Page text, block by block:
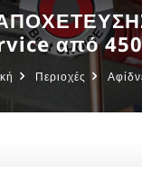
από
Περιοχές